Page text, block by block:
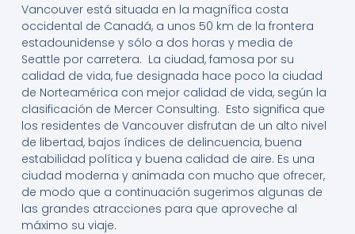
Vancouver está situada en la magnífica costa
occidental de Canadá, a unos 50 km de la frontera
estadounidense y sólo a dos horas y media de
Seattle por carretera. La ciudad, famosa por su
calidad de vida, fue designada hace poco la ciudad
de Norteamérica con mejor calidad de vida, según la
clasificación de Mercer Consulting. Esto significa que
los residentes de Vancouver disfrutan de un alto nivel
de libertad, bajos índices de delincuencia, buena
estabilidad política y buena calidad de aire. Es una
ciudad moderna y animada con mucho que ofrecer,
de modo que a continuación sugerimos algunas de
las grandes atracciones para que aproveche al
máximo su viaje.